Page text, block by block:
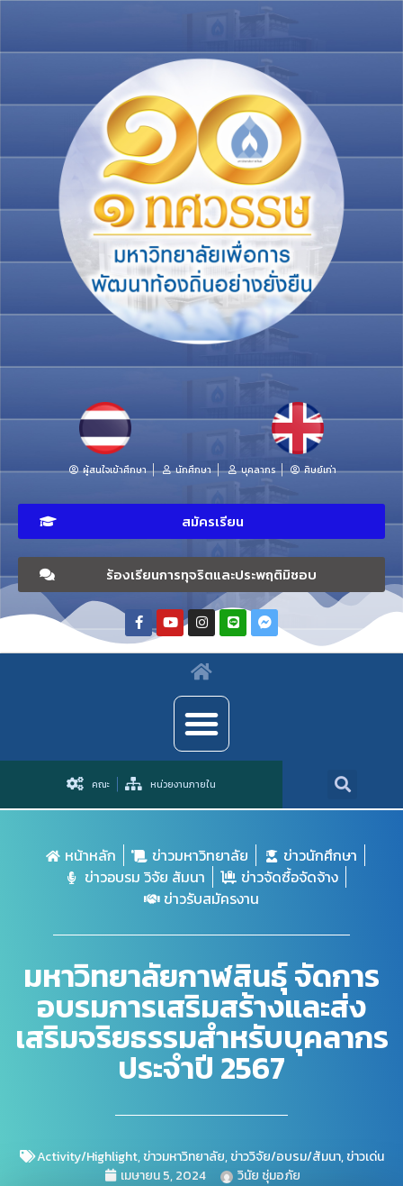
ผู้สนใจเข้าศึกษา นักศึกษา บุคลากร ศิษย์เก่า
สมัครเรียน
ร้องเรียนการทุจริตและประพฤติมิชอบ
คณะ หน่วยงานภายใน
หน้าหลัก ข่าวมหาวิทยาลัย
ข่าวนักศึกษา
ข่าวอบรม วิจัย สัมนา
ข่าวจัดซื้อจัดจ้าง
ข่าวรับสมัครงาน
มหาวิทยาลัยกาฬสินธุ์ จัดการ
อบรมการเสริมสร้างและส่ง
เสริมจริยธรรมสำหรับบุคลากร
ประจำปี 2567
Activity/Highlight,ข่าวมหาวิทยาลัย,ข่าววิจัย/อบรม/สัมนา,ข่าวเด่น
เมษายน 5, 2024
วินัย ชุ่มอภัย